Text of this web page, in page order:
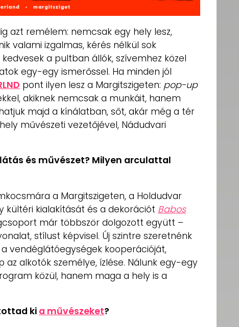
azt remélem: nemcsak egy hely lesz,
valami izgalmas, kérés nélkül sok
a pultban állók, szívemhez közel
egy-egy ismerőssel. Ha minden jól
pont ilyen lesz a Margitszigeten: pop-up
akiknek nemcsak a munkáit, hanem
majd a kínálatban, sőt, akár még a tér
művészeti vezetőjével, Nádudvari
és művészet? Milyen arculattal
a Margitszigeten, a Holdudvar
kültéri kialakítását és a dekorációt Babos
már többször dolgozott együtt –
stílust képvisel. Új szintre szeretnénk
vendéglátóegységek kooperációját,
alkotók személye, ízlése. Nálunk egy-egy
közül, hanem maga a hely is a
ki a művészeket?